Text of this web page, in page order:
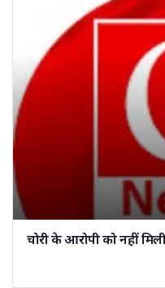
चोरी के आरोपी को नहीं